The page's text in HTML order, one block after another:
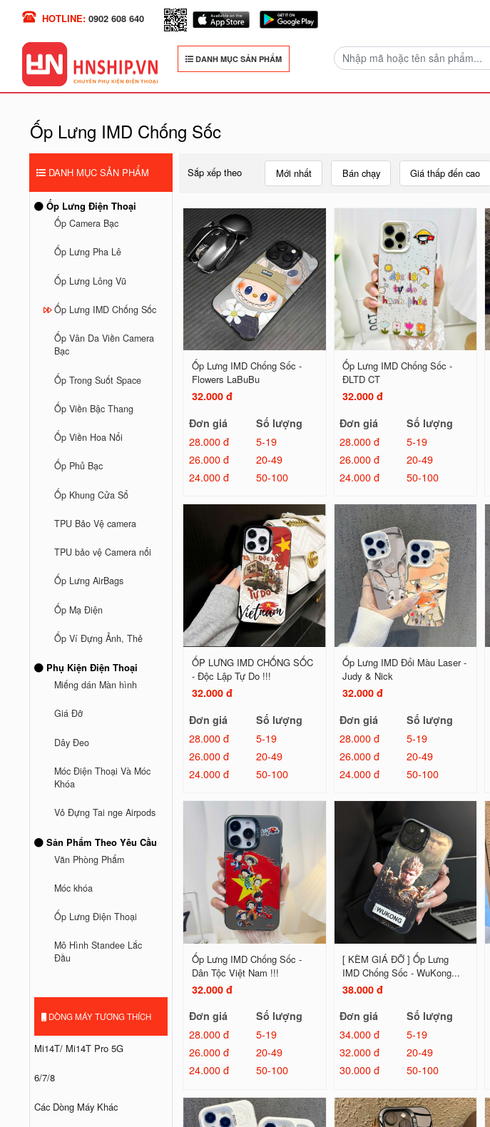
HOTLINE: 0902 608 640
DANH MỤC SẢN PHẨM
Ốp Lưng IMD Chống Sốc
DANH MỤC SẢN PHẨM
Ốp Lưng Điện Thoại
Ốp Camera Bạc
Ốp Lưng Pha Lê
Ốp Lưng Lông Vũ
Ốp Lưng IMD Chống Sốc
Ốp Vân Da Viền Camera
Bạc
Ốp Trong Suốt Space
Ốp Viền Bậc Thang
Ốp Viền Hoa Nổi
Ốp Phủ Bạc
Ốp Khung Cửa Sổ
TPU Bảo Vệ camera
TPU bảo vệ Camera nổi
Ốp Lưng AirBags
Ốp Mạ Điện
Ốp Ví Đựng Ảnh, Thẻ
Phụ Kiện Điện Thoại
Miếng dán Màn hình
Giá Đỡ
Dây Đeo
Móc Điện Thoại Và Móc
Khóa
Vỏ Đựng Tai nge Airpods
Sản Phẩm Theo Yêu Cầu
Văn Phòng Phẩm
Móc khóa
Ốp Lưng Điện Thoại
Mô Hình Standee Lắc
Đầu
DÒNG MÁY TƯƠNG THÍCH
Mi14T/ Mi14T Pro 5G
6/7/8
Các Dòng Máy Khác
Sắp xếp theo Mới nhất Bán chạy Giá thấp đến cao
Ốp Lưng IMD Chống Sốc -
Flowers LaBuBu
32.000 đ
Đơn giá
Số lượng
28.000 đ
5-19
26.000 đ
20-49
24.000 đ
50-100
Ốp Lưng IMD Chống Sốc -
ĐLTD CT
32.000 đ
Đơn giá
Số lượng
28.000 đ
5-19
26.000 đ
20-49
24.000 đ
50-100
ỐP LƯNG IMD CHỐNG SỐC
- Độc Lập Tự Do !!!
32.000 đ
Đơn giá
Số lượng
28.000 đ
5-19
26.000 đ
20-49
24.000 đ
50-100
Ốp Lưng IMD Đổi Màu Laser -
Judy & Nick
32.000 đ
Đơn giá
Số lượng
28.000 đ
5-19
26.000 đ
20-49
24.000 đ
50-100
Ốp Lưng IMD Chống Sốc -
Dân Tộc Việt Nam !!!
32.000 đ
Đơn giá
Số lượng
28.000 đ
5-19
26.000 đ
20-49
24.000 đ
50-100
[ KÈM GIÁ ĐỠ ] Ốp Lưng
IMD Chống Sốc - WuKong...
38.000 đ
Đơn giá
Số lượng
34.000 đ
5-19
32.000 đ
20-49
30.000 đ
50-100